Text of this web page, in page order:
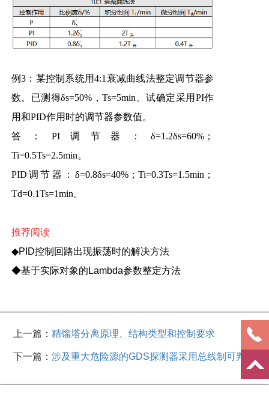
例3：某控制系统用4:1衰减曲线法整定调节器参
数。已测得δs=50%，Ts=5min。试确定采用PI作
用和PID作用时的调节器参数值。
答：PI调节器：δ=1.2δs=60%；
Ti=0.5Ts=2.5min。
PID调节器：δ=0.8δs=40%；Ti=0.3Ts=1.5min；
Td=0.1Ts=1min。
推荐阅读
◆PID控制回路出现振荡时的解决方法
◆基于实际对象的Lambda参数整定方法
上一篇：精馏塔分离原理、结构类型和控制要求
下一篇：涉及重大危险源的GDS探测器采用总线制可判重